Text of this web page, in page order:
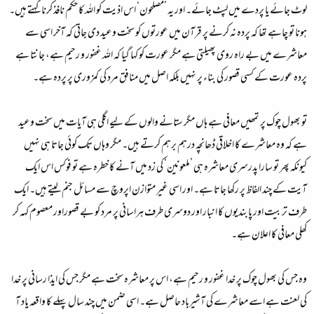
لوٹ جائے یا پردے میں لپٹ جائے۔ اور یہ ’مصلحون‘ اس اذیت کو اللہ کا حکم نافذ کرنا کہتے ہیں۔
ہونا تو چاہے تھا کہ پردہ نہ کرنے پر قرآن میں عورتوں کو سخت وعید دی جاتی کہ آخر اسی سے
معاشرے میں بے راہ روی پھیلتی ہے مگر عورت کو کہا گیا کہ اللہ غفور و رحیم ہے، جانتا ہے
پردہ عورت کے کسی قصور کی بناء پر نہیں بلکہ اصل میں منافق مرد کی کمزوری پر پردہ ہے۔
تو بھول چوک پر تمھیں معافی ہے ہاں مگر ستانے والوں کے لیے اگلی ہی آیات میں سخت وعید
ہے کہ وہ معاشرے کا اخلاقی ڈھانچہ درہم برہم کرتے ہیں۔ مگر وہاں تک کوئی جاتا ہی نہیں
کیونکہ پھر تو سارا پدرسری معاشرہ ہی ’ملعونین‘ کی زد میں آنے کا خطرہ ہے تو فوکس اس ایک
آیت کے چند الفاظ پر رکھا جاتا ہے۔ اور اسی غیر متوازن اپروچ سے مسائل جنم لیتے ہیں۔ ایک
طرف تربیت اور پابندیوں کا انبار اور دوسری طرف ہراسانی پر مرد کو بے قصوراور معصوم کہہ کر
کھلی معافی کا اعلان ہے۔
وہ جس کی بھول چوک پر خدا غفور و رحیم ہے، اس پر معاشرہ سخت ہے مگر جس کی ایذا رسانی پر خدا
کی لعنت ہے اسے معاشرے کی آشیرباد حاصل ہے۔ اسی ضمن میں چند سال پہلے کا واقعہ یاد آ